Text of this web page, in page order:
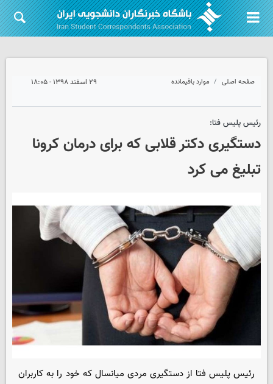
صفحه اصلی موارد باقیمانده ۲۹ اسفند ۱۳۹۸ - ۱۸:۰۵
رئیس پلیس فتا:
دستگیری دکتر قلابی که برای درمان کرونا
تبلیغ می کرد
رئیس پلیس فتا از دستگیری مردی میانسال که خود را به کاربران